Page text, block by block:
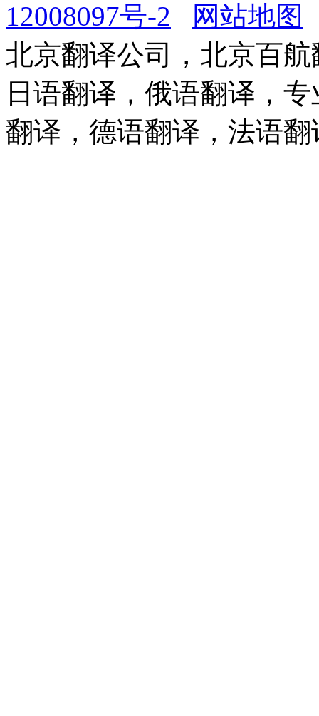
12008097号-2
网站地图
北京翻译公司，北京百
日语翻译，俄语翻译，
翻译，德语翻译，法语